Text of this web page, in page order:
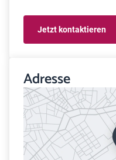
Jetzt kontaktieren
Adresse